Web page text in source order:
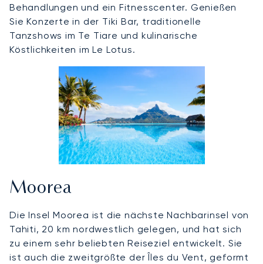
Behandlungen und ein Fitnesscenter. Genießen
Sie Konzerte in der Tiki Bar, traditionelle
Tanzshows im Te Tiare und kulinarische
Köstlichkeiten im Le Lotus.
Moorea
Die Insel Moorea ist die nächste Nachbarinsel von
Tahiti, 20 km nordwestlich gelegen, und hat sich
zu einem sehr beliebten Reiseziel entwickelt. Sie
ist auch die zweitgrößte der Îles du Vent, geformt